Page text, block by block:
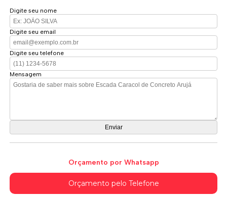
Digite seu nome
Digite seu email
Digite seu telefone
Mensagem
Orçamento por Whatsapp
Orçamento pelo Telefone